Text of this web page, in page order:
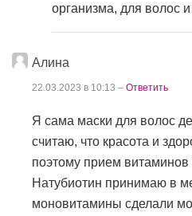
организма, для волос
Алина
22.03.2023 в 10:13 – Ответить
Я сама маски для волос
считаю, что красота и
поэтому прием
Натубиотин принимаю в
моновитамины сделали